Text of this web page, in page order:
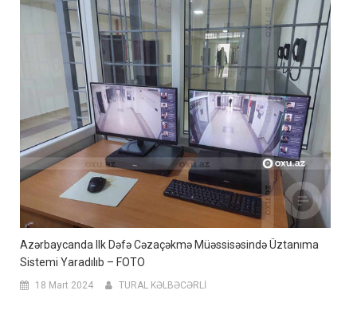
Azərbaycanda Ilk Dəfə Cəzaçəkmə Müəssisəsində Üztanıma
Sistemi Yaradılıb – FOTO
18 Mart 2024 TURAL KƏLBƏCƏRLİ